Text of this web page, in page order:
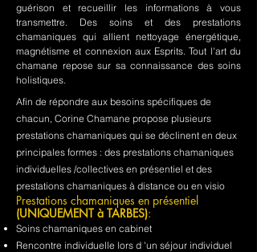
guérison et recueillir les informations à vous
transmettre. Des soins et des prestations
chamaniques qui allient nettoyage énergétique,
magnétisme et connexion aux Esprits. Tout l'art du
chamane repose sur sa connaissance des soins
holistiques.
Afin de répondre aux besoins spécifiques de
chacun, Corine Chamane propose plusieurs
prestations chamaniques qui se déclinent en deux
principales formes : des prestations chamaniques
individuelles /collectives en présentiel et des
prestations chamaniques à distance ou en visio
Prestations chamaniques en présentiel
(UNIQUEMENT à TARBES):
Soins chamaniques en cabinet
Rencontre individuelle lors d 'un séjour individuel